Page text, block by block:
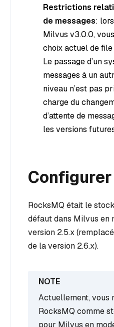
Restrictions
de messages:
Milvus v3.0.0,
choix actuel de file
Le passage d’un
messages à un
niveau n’est pas
charge du
d’attente de
les versions
RocksMQ était le
défaut dans Milvus en
version 2.5.x
de la version 2.6.x).
Actuellement, vous
RocksMQ comme